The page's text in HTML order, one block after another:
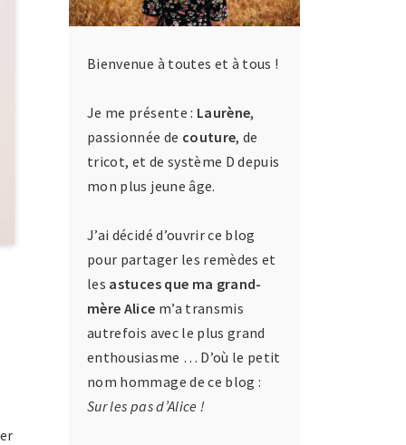
Bienvenue à toutes et à tous !
Je me présente : Laurène,
passionnée de couture, de
tricot, et de système D depuis
mon plus jeune âge.
J’ai décidé d’ouvrir ce blog
pour partager les remèdes et
les astuces que ma grand-
mère Alice m’a transmis
autrefois avec le plus grand
enthousiasme … D’où le petit
nom hommage de ce blog :
Sur les pas d’Alice !